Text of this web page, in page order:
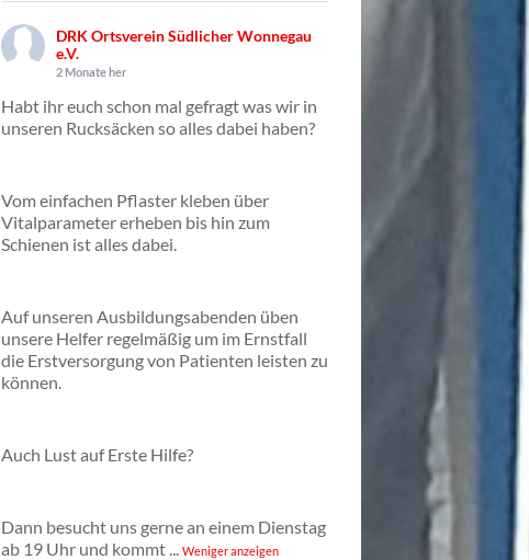
DRK Ortsverein Südlicher Wonnegau
e.V.
2 Monate her
Habt ihr euch schon mal gefragt was wir in
unseren Rucksäcken so alles dabei haben?
Vom einfachen Pflaster kleben über
Vitalparameter erheben bis hin zum
Schienen ist alles dabei.
Auf unseren Ausbildungsabenden üben
unsere Helfer regelmäßig um im Ernstfall
die Erstversorgung von Patienten leisten zu
können.
Auch Lust auf Erste Hilfe?
Dann besucht uns gerne an einem Dienstag
ab 19 Uhr und kommt ... Weniger anzeigen